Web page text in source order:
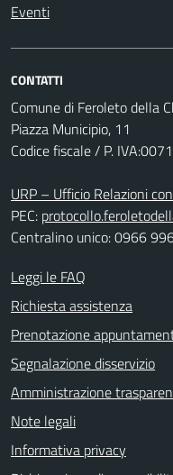
Eventi
CONTATTI
Comune di Feroleto della
Piazza Municipio, 11
Codice fiscale / P.
URP – Ufficio Relazioni
PEC:
Centralino unico: 0966
Leggi le FAQ
Richiesta assistenza
Prenotazione
Segnalazione disservizio
Amministrazione
Note legali
Informativa privacy